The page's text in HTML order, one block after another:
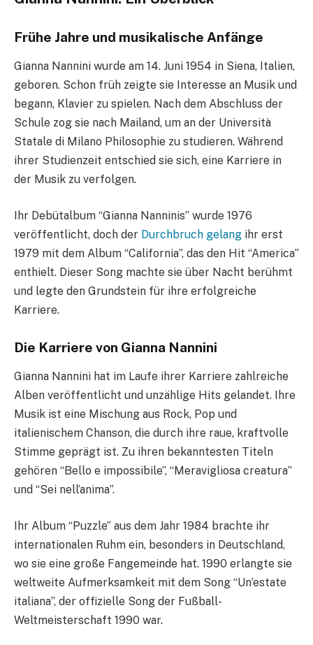
Frühe Jahre und musikalische Anfänge
Gianna Nannini wurde am 14. Juni 1954 in Siena, Italien,
geboren. Schon früh zeigte sie Interesse an Musik und
begann, Klavier zu spielen. Nach dem Abschluss der
Schule zog sie nach Mailand, um an der Università
Statale di Milano Philosophie zu studieren. Während
ihrer Studienzeit entschied sie sich, eine Karriere in
der Musik zu verfolgen.
Ihr Debütalbum “Gianna Nanninis” wurde 1976
veröffentlicht, doch der Durchbruch gelang ihr erst
1979 mit dem Album “California”, das den Hit “America”
enthielt. Dieser Song machte sie über Nacht berühmt
und legte den Grundstein für ihre erfolgreiche
Karriere.
Die Karriere von Gianna Nannini
Gianna Nannini hat im Laufe ihrer Karriere zahlreiche
Alben veröffentlicht und unzählige Hits gelandet. Ihre
Musik ist eine Mischung aus Rock, Pop und
italienischem Chanson, die durch ihre raue, kraftvolle
Stimme geprägt ist. Zu ihren bekanntesten Titeln
gehören “Bello e impossibile”, “Meravigliosa creatura”
und “Sei nell’anima”.
Ihr Album “Puzzle” aus dem Jahr 1984 brachte ihr
internationalen Ruhm ein, besonders in Deutschland,
wo sie eine große Fangemeinde hat. 1990 erlangte sie
weltweite Aufmerksamkeit mit dem Song “Un’estate
italiana”, der offizielle Song der Fußball-
Weltmeisterschaft 1990 war.